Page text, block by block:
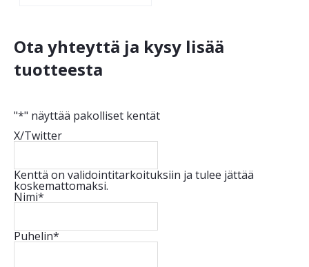
Ota yhteyttä ja kysy lisää
tuotteesta
"*" näyttää pakolliset kentät
X/Twitter
Kenttä on validointitarkoituksiin ja tulee jättää
koskemattomaksi.
Nimi*
Puhelin*